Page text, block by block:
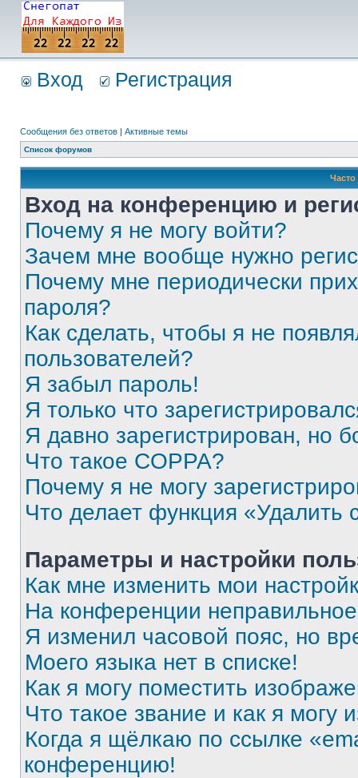
Вход Регистрация
Сообщения без ответов | Активные темы
Список форумов
Вход на конференцию и
Почему я не могу войти?
Зачем мне вообще нужно
Почему мне периодически
пароля?
Как сделать, чтобы я не
пользователей?
Я забыл пароль!
Я только что
Я давно зарегистрирован, но
Что такое COPPA?
Почему я не могу
Что делает функция «Удалить
Параметры и настройки
Как мне изменить мои
На конференции
Я изменил часовой пояс, но
Моего языка нет в списке!
Как я могу поместить
Что такое звание и как я могу
Когда я щёлкаю по ссылке
конференцию!